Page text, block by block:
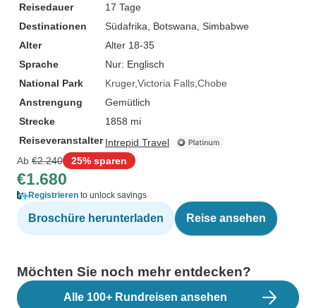
Reisedauer
17 Tage
Destinationen
Südafrika , Botswana , Simbabwe
Alter
Alter 18-35
Sprache
Nur: Englisch
National Park
Kruger Victoria Falls Chobe
Anstrengung
Gemütlich
Strecke
1858 mi
Reiseveranstalter Intrepid Travel
Ab €2.240 25% sparen
€1.680
Registrieren to unlock savings
Broschüre herunterladen Reise ansehen
Möchten Sie noch mehr entdecken?
Alle 100+ Rundreisen ansehen